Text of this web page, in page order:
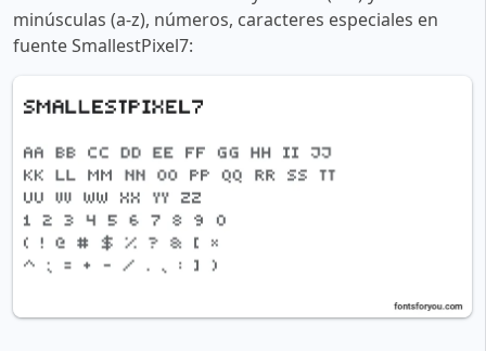
minúsculas (a-z), números, caracteres especiales en
fuente SmallestPixel7: